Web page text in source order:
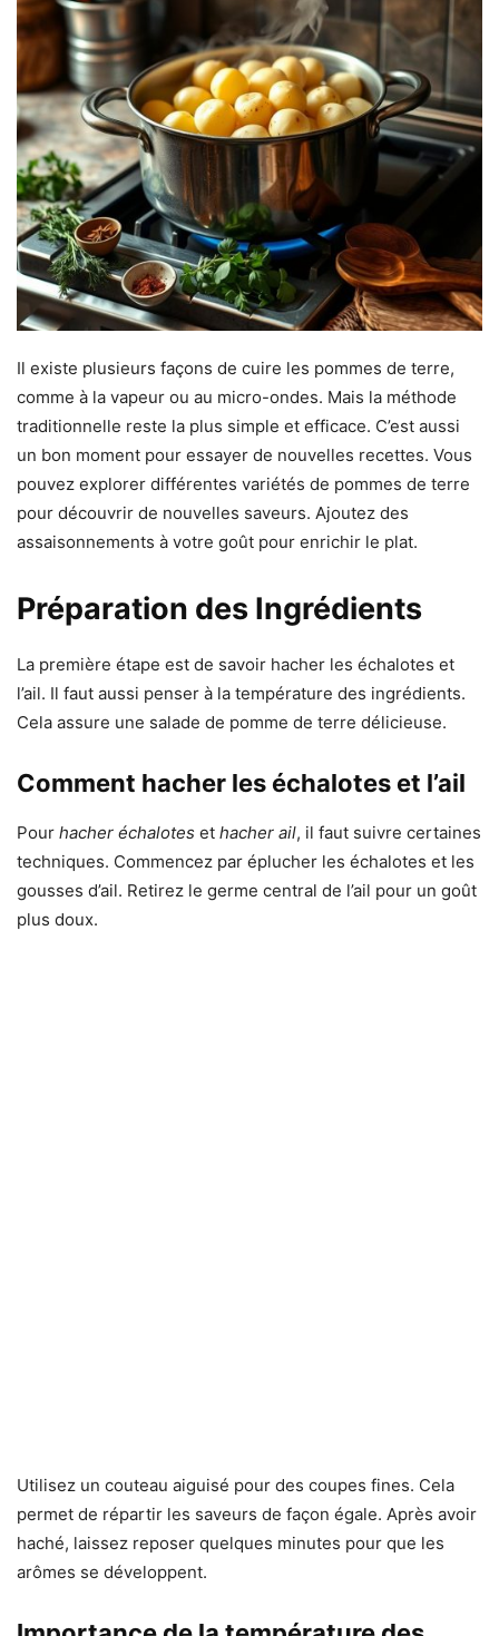
Il existe plusieurs façons de cuire les pommes de terre,
comme à la vapeur ou au micro-ondes. Mais la méthode
traditionnelle reste la plus simple et efficace. C’est aussi
un bon moment pour essayer de nouvelles recettes. Vous
pouvez explorer différentes variétés de pommes de terre
pour découvrir de nouvelles saveurs. Ajoutez des
assaisonnements à votre goût pour enrichir le plat.
Préparation des Ingrédients
La première étape est de savoir hacher les échalotes et
l’ail. Il faut aussi penser à la température des ingrédients.
Cela assure une salade de pomme de terre délicieuse.
Comment hacher les échalotes et l’ail
Pour hacher échalotes et hacher ail, il faut suivre certaines
techniques. Commencez par éplucher les échalotes et les
gousses d’ail. Retirez le germe central de l’ail pour un goût
plus doux.
Utilisez un couteau aiguisé pour des coupes fines. Cela
permet de répartir les saveurs de façon égale. Après avoir
haché, laissez reposer quelques minutes pour que les
arômes se développent.